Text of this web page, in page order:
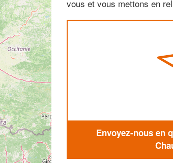
vous et vous mettons en
Envoyez-nous en